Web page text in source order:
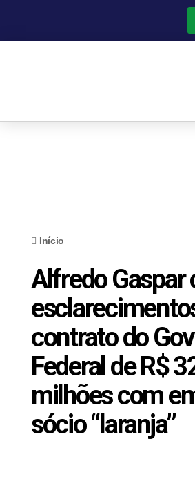
Início
Alfredo Gaspar
contrato do
Federal de R$
milhões com
sócio “laranja”